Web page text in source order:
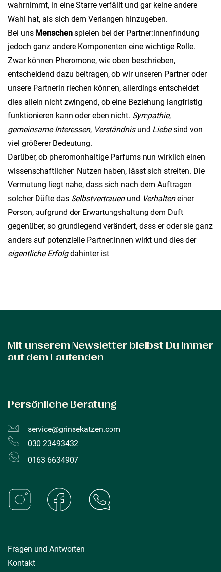
wahrnimmt, in eine Starre verfällt und gar keine andere
Wahl hat, als sich dem Verlangen hinzugeben.
Bei uns Menschen spielen bei der Partner:innenfindung
jedoch ganz andere Komponenten eine wichtige Rolle.
Zwar können Pheromone, wie oben beschrieben,
entscheidend dazu beitragen, ob wir unseren Partner oder
unsere Partnerin riechen können, allerdings entscheidet
dies allein nicht zwingend, ob eine Beziehung langfristig
funktionieren kann oder eben nicht. Sympathie,
gemeinsame Interessen, Verständnisund Liebesind von
viel größerer Bedeutung.
Darüber, ob pheromonhaltige Parfums nun wirklich einen
wissenschaftlichen Nutzen haben, lässt sich streiten. Die
Vermutung liegt nahe, dass sich nach dem Auftragen
solcher Düfte das Selbstvertrauenund Verhalteneiner
Person, aufgrund der Erwartungshaltung dem Duft
gegenüber, so grundlegend verändert, dass er oder sie ganz
anders auf potenzielle Partner:innen wirkt und dies der
eigentliche Erfolgdahinter ist.
Persönliche Beratung
service@grinsekatzen.com
030 23493432
0163 6634907
Fragen und Antworten
Kontakt
Mit unserem Newsletter bleibst Du immer
auf dem Laufenden